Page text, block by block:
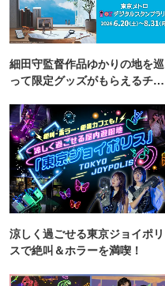
細田守監督作品ゆかりの地を巡
って限定グッズがもらえるチャ
涼しく過ごせる東京ジョイポリ
スで絶叫＆ホラーを満喫！